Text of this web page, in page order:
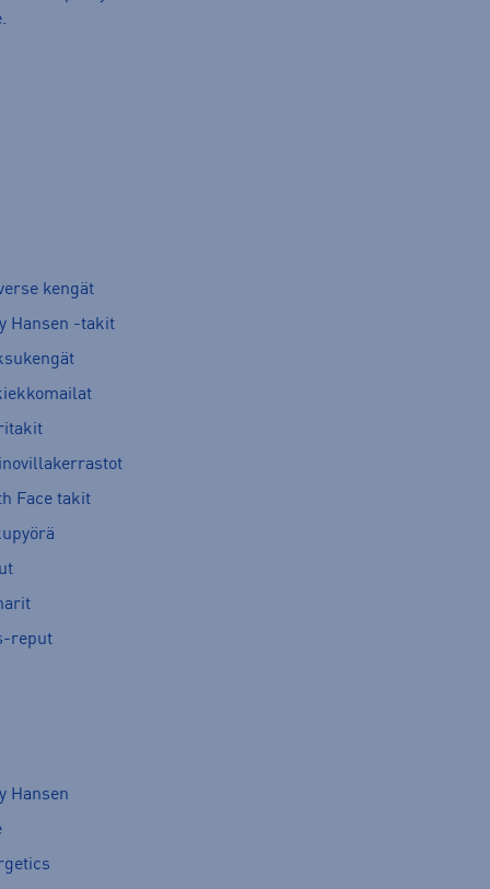
kengät
Hansen -takit
Face takit
reput
Hansen